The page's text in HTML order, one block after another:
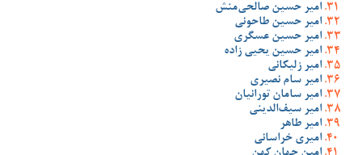
امیر حسین صالحی‌منش
امیر حسین طاحونی
امیر حسین عسگری
امیر حسین یحیی زاده
امیر زلیکانی
امیر سام نصیری
امیر سامان تورانیان
امیر سیف‌الدینی
امیر طاهر
امیری خراسانی